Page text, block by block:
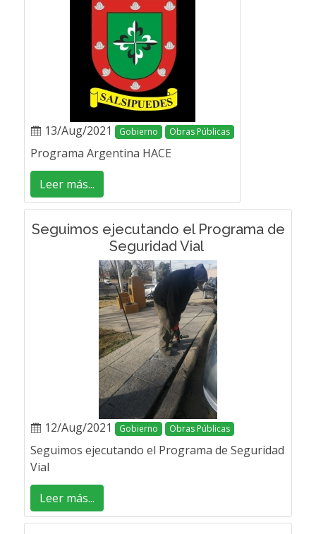
13/Aug/2021 Gobierno Obras Públicas
Programa Argentina HACE
Leer más...
Seguimos ejecutando el Programa de
Seguridad Vial
12/Aug/2021 Gobierno Obras Públicas
Seguimos ejecutando el Programa de Seguridad
Vial
Leer más...